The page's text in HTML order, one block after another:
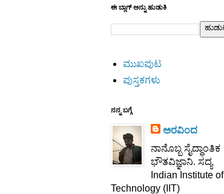
ಈ ಬ್ಲಾಗ್ ಅನ್ನು ಹುಡುಕಿ
ಮುಖಪುಟ
ಪುಸ್ತಕಗಳು
ನನ್ನ ಬಗ್ಗೆ
ಅರವಿಂದ
ನಾನೊಬ್ಬ ಸೈದ್ಧಾಂತಿಕ
ಭೌತವಿಜ್ಞಾನಿ. ಸದ್ಯ
Indian Institute of
Technology (IIT)